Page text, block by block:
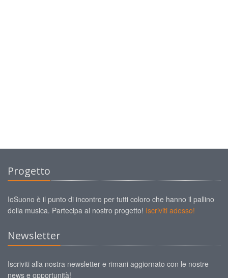
Progetto
IoSuono è il punto di incontro per tutti coloro che hanno il pallino
della musica. Partecipa al nostro progetto! Iscriviti adesso!
Newsletter
Iscriviti alla nostra newsletter e rimani aggiornato con le nostre
news e opportunità!